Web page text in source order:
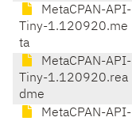
MetaCPAN-API-
Tiny-1.120920.me
ta
MetaCPAN-API-
Tiny-1.120920.rea
dme
MetaCPAN-API-